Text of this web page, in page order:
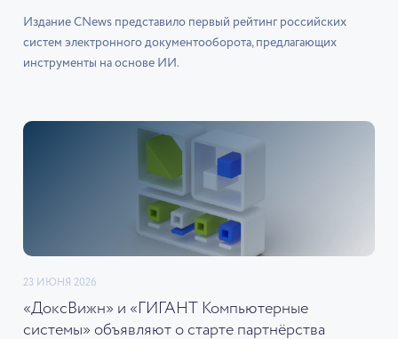
Издание CNews представило первый рейтинг российских
систем электронного документооборота, предлагающих
инструменты на основе ИИ.
23 ИЮНЯ 2026
«ДоксВижн» и «ГИГАНТ Компьютерные
системы» объявляют о старте партнёрства